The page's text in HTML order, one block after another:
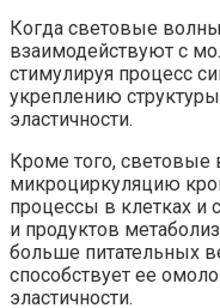
Когда световые
взаимодействуют с
стимулируя процесс
укреплению
эластичности.
Кроме того, световые
микроциркуляцию
процессы в клетках и
и продуктов
больше питательных
способствует ее
эластичности.